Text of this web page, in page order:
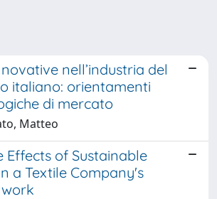
nell’industria del
italiano: orientamenti
di mercato
Matteo
Effects of Sustainable
a Textile Company's